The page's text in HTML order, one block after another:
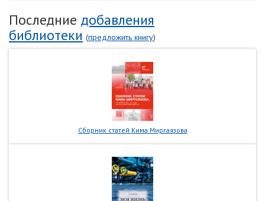
Последние добавления
библиотеки (предложить книгу)
Сборник статей Кима Миргаязова